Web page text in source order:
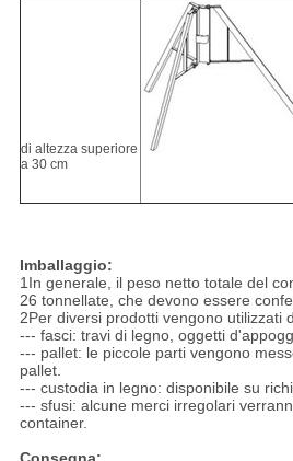
di altezza superiore
a 30 cm
Imballaggio:
1In generale, il peso netto totale del
26 tonnellate, che devono essere
2Per diversi prodotti vengono utilizzati
--- fasci: travi di legno, oggetti
--- pallet: le piccole parti vengono
pallet.
--- custodia in legno: disponibile su
--- sfusi: alcune merci irregolari
container.